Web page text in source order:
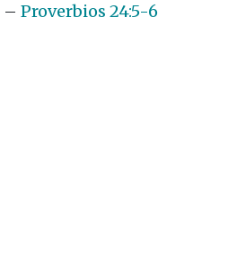
– Proverbios 24:5-6